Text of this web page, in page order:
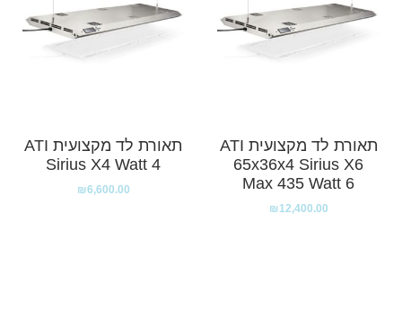
תאורת לד מקצועית ATI
65x36x4 Sirius X6
Max 435 Watt 6
₪12,400.00
תאורת לד מקצועית ATI
Sirius X4 Watt 4
₪6,600.00